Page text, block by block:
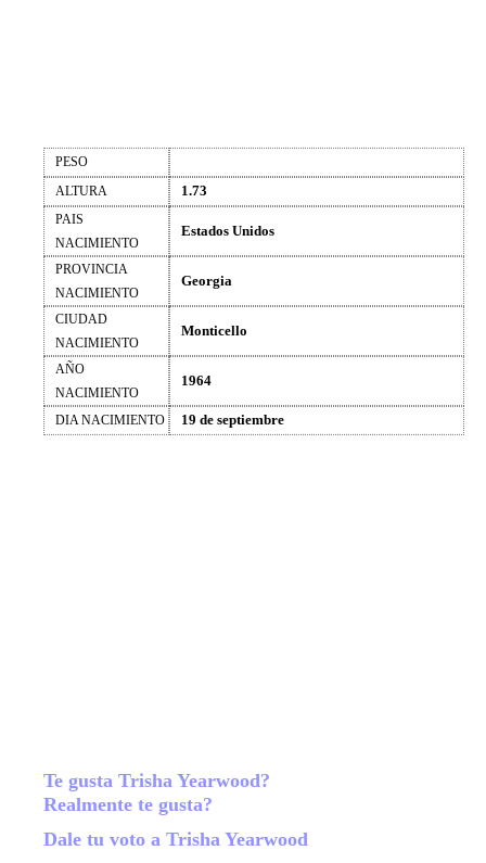
PESO
ALTURA
1.73
PAIS
NACIMIENTO
Estados Unidos
PROVINCIA
NACIMIENTO
Georgia
CIUDAD
NACIMIENTO
Monticello
AÑO
NACIMIENTO
1964
DIA NACIMIENTO 19 de septiembre
Te gusta Trisha Yearwood?
Realmente te gusta?
Dale tu voto a Trisha Yearwood